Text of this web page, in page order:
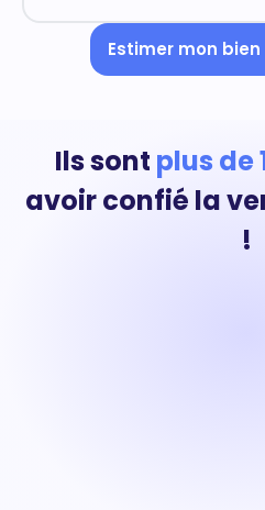
Estimer mon
Ils sont plus de
avoir confié la
!